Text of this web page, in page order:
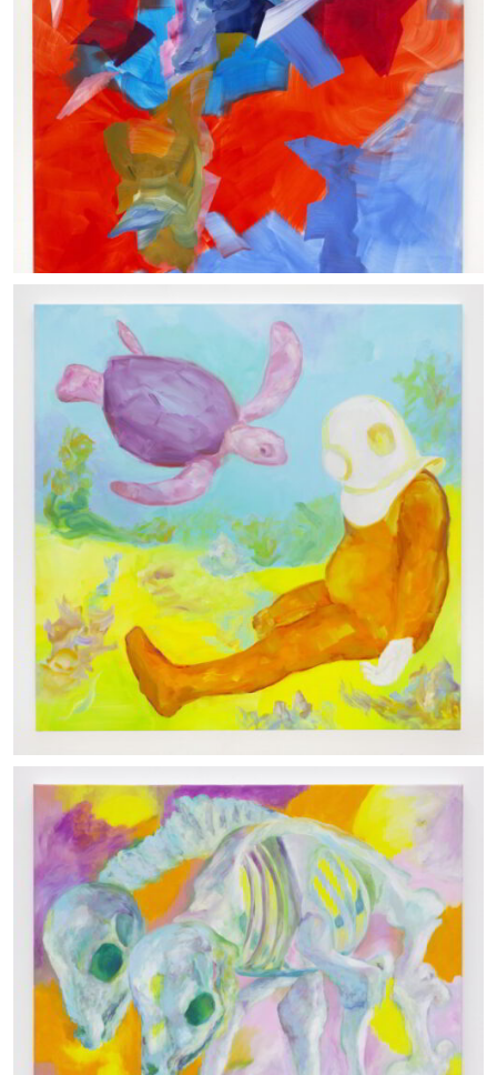
Enigma
26/06/2024_ Olio su tela, cm 250x200_ Courtesy the
artist and APALAZZOGALLERY_ photo: Clérin Morin
Alchemist
25/07/2023_ Olio su tela, cm 200x170_ Courtesy the
artist and APALAZZOGALLERY_ photo: Clérin Morin
La tortue et le scaphandrier
21/08/2023 _Olio su tela, cm 167x167_ Courtesy the
artist and APALAZZOGALLERY_ photo: Clérin Morin